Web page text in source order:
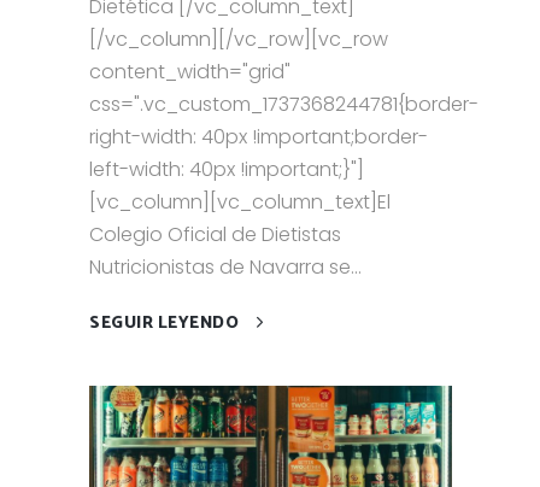
Dietética [/vc_column_text]
[/vc_column][/vc_row][vc_row
content_width="grid"
css=".vc_custom_1737368244781{border-
right-width: 40px !important;border-
left-width: 40px !important;}"]
[vc_column][vc_column_text]El
Colegio Oficial de Dietistas
Nutricionistas de Navarra se...
SEGUIR LEYENDO